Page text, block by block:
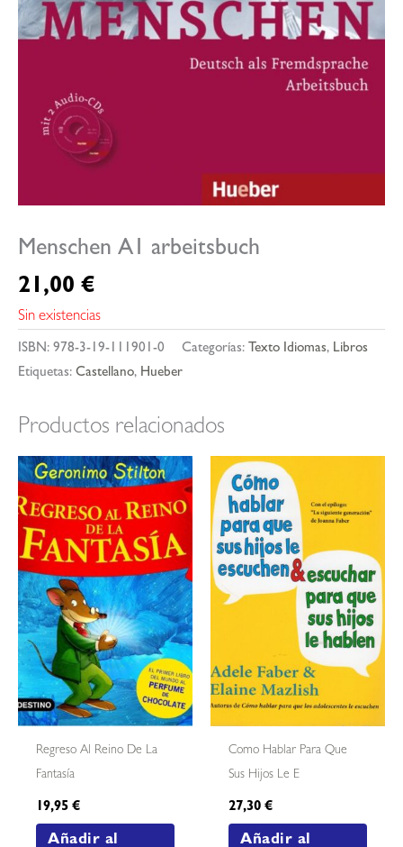
Menschen A1 arbeitsbuch
21,00 €
Sin existencias
ISBN: 978-3-19-111901-0 Categorías: Texto Idiomas, Libros
Etiquetas: Castellano, Hueber
Productos relacionados
Regreso Al Reino De La
Fantasía
19,95€
Añadir al
Como Hablar Para Que
Sus Hijos Le E
27,30€
Añadir al